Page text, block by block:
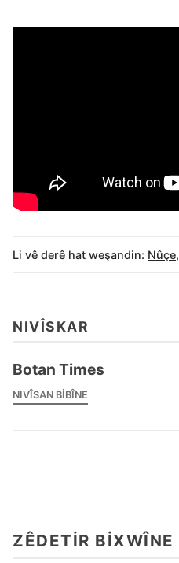
Li vê derê hat weşandin: Nûçe,
NIVÎSKAR
Botan Times
NIVÎSAN BIBÎNE
ZÊDETIR BIXWÎNE